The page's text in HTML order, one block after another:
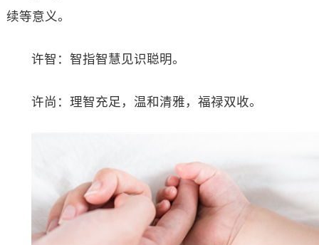
续等意义。
许智：智指智慧见识聪明。
许尚：理智充足，温和清雅，福禄双收。